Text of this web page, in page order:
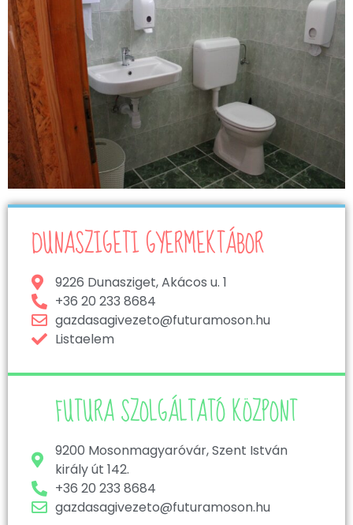
DUNASZIGETI GYERMEKTÁBOR
9226 Dunasziget, Akácos u. 1
+36 20 233 8684
gazdasagivezeto@futuramoson.hu
Listaelem
FUTURA SZOLGÁLTATÓ KÖZPONT
9200 Mosonmagyaróvár, Szent István
király út 142.
+36 20 233 8684
gazdasagivezeto@futuramoson.hu